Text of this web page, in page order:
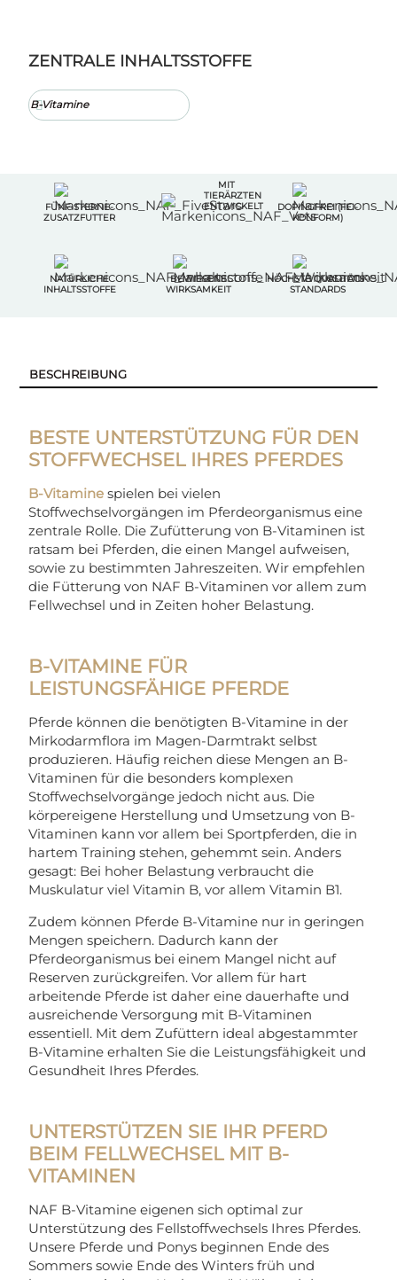
ZENTRALE INHALTSSTOFFE
B-Vitamine
FÜNF-STERNE-
ZUSATZFUTTER
MIT
TIERÄRZTEN
ENTWICKELT
DOPINGFREI (FEI-
KONFORM)
NATÜRLICHE
INHALTSSTOFFE
BEWIESENE
WIRKSAMKEIT
HÖCHSTE QUALITÄTS-
STANDARDS
BESCHREIBUNG
BESTE UNTERSTÜTZUNG FÜR DEN
STOFFWECHSEL IHRES PFERDES
B-Vitamine spielen bei vielen
Stoffwechselvorgängen im Pferdeorganismus eine
zentrale Rolle. Die Zufütterung von B-Vitaminen ist
ratsam bei Pferden, die einen Mangel aufweisen,
sowie zu bestimmten Jahreszeiten. Wir empfehlen
die Fütterung von NAF B-Vitaminen vor allem zum
Fellwechsel und in Zeiten hoher Belastung.
B-VITAMINE FÜR
LEISTUNGSFÄHIGE PFERDE
Pferde können die benötigten B-Vitamine in der
Mirkodarmflora im Magen-Darmtrakt selbst
produzieren. Häufig reichen diese Mengen an B-
Vitaminen für die besonders komplexen
Stoffwechselvorgänge jedoch nicht aus. Die
körpereigene Herstellung und Umsetzung von B-
Vitaminen kann vor allem bei Sportpferden, die in
hartem Training stehen, gehemmt sein. Anders
gesagt: Bei hoher Belastung verbraucht die
Muskulatur viel Vitamin B, vor allem Vitamin B1.
Zudem können Pferde B-Vitamine nur in geringen
Mengen speichern. Dadurch kann der
Pferdeorganismus bei einem Mangel nicht auf
Reserven zurückgreifen. Vor allem für hart
arbeitende Pferde ist daher eine dauerhafte und
ausreichende Versorgung mit B-Vitaminen
essentiell. Mit dem Zufüttern ideal abgestammter
B-Vitamine erhalten Sie die Leistungsfähigkeit und
Gesundheit Ihres Pferdes.
UNTERSTÜTZEN SIE IHR PFERD
BEIM FELLWECHSEL MIT B-
VITAMINEN
NAF B-Vitamine eigenen sich optimal zur
Unterstützung des Fellstoffwechsels Ihres Pferdes.
Unsere Pferde und Ponys beginnen Ende des
Sommers sowie Ende des Winters früh und